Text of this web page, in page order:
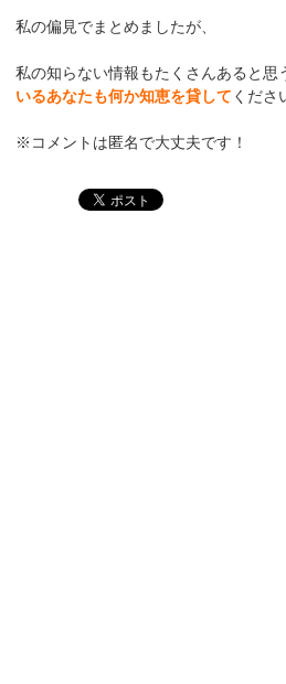
私の偏見でまとめましたが、
私の知らない情報もたくさんあると思
いるあなたも何か知恵を貸して くださ
※コメントは匿名で大丈夫です！